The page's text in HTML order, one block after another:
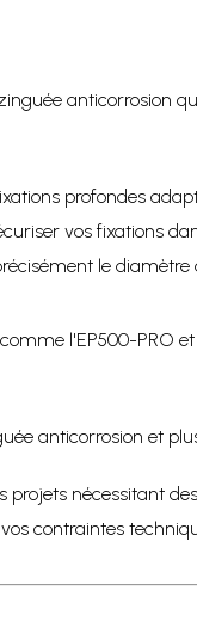
anticorrosion
profondes
vos fixations
le diamètre
l'EP500-PRO
anticorrosion et
nécessitant
contraintes